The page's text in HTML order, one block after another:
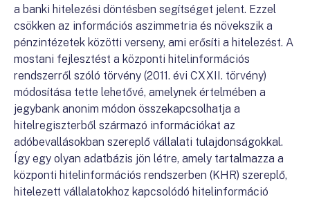
a banki hitelezési döntésben segítséget jelent. Ezzel
csökken az információs aszimmetria és növekszik a
pénzintézetek közötti verseny, ami erősíti a hitelezést. A
mostani fejlesztést a központi hitelinformációs
rendszerről szóló törvény (2011. évi CXXII. törvény)
módosítása tette lehetővé, amelynek értelmében a
jegybank anonim módon összekapcsolhatja a
hitelregiszterből származó információkat az
adóbevallásokban szereplő vállalati tulajdonságokkal.
Így egy olyan adatbázis jön létre, amely tartalmazza a
központi hitelinformációs rendszerben (KHR) szereplő,
hitelezett vállalatokhoz kapcsolódó hitelinformáció